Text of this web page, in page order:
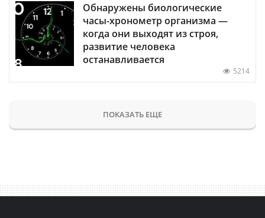
Обнаружены биологические
часы-хронометр организма —
когда они выходят из строя,
развитие человека
останавливается
5214
ПОКАЗАТЬ ЕЩЕ